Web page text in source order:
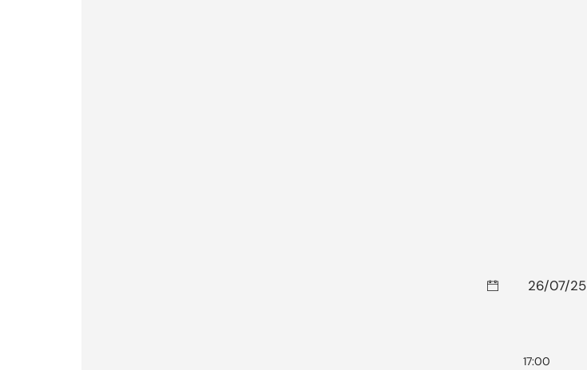
26/07/25
17:00